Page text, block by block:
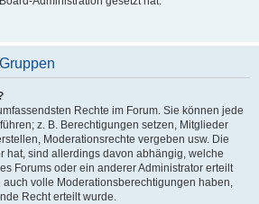
Rechte im Forum. Sie können jede
z. B. Berechtigungen setzen, Mitglieder
Moderationsrechte vergeben usw. Die
hat, sind allerdings davon abhängig, welche
Forums oder ein anderer Administrator erteilt
auch volle Moderationsberechtigungen haben,
Recht erteilt wurde.